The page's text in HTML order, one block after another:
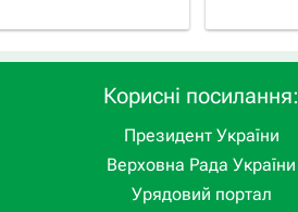
Корисні посилання:
Президент України
Верховна Рада України
Урядовий портал